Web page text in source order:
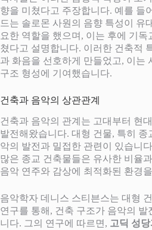
향을 미쳤다고 주장합니다. 예를 들
드는 솔로몬 사원의 음향 특성이 유
요한 역할을 했으며, 이는 후에 기독
쳤다고 설명합니다. 이러한 건축적
과 화음을 선호하게 만들었고, 이는
구조 형성에 기여했습니다.
건축과 음악의 상관관계
건축과 음악의 관계는 고대부터 현
발전해왔습니다. 대형 건물, 특히
악의 발전과 밀접한 관련이 있습니
많은 종교 건축물들은 유사한 비율
음악 연주와 감상에 최적화된 환경
음악학자 데니스 스티븐스는 대형
연구를 통해, 건축 구조가 음악의
니다. 그의 연구에 따르면, 고딕 성